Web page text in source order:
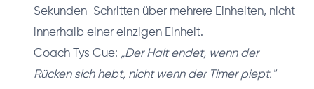
Sekunden-Schritten über mehrere Einheiten, nicht
innerhalb einer einzigen Einheit.
Coach Tys Cue: „Der Halt endet, wenn der
Rücken sich hebt, nicht wenn der Timer piept."